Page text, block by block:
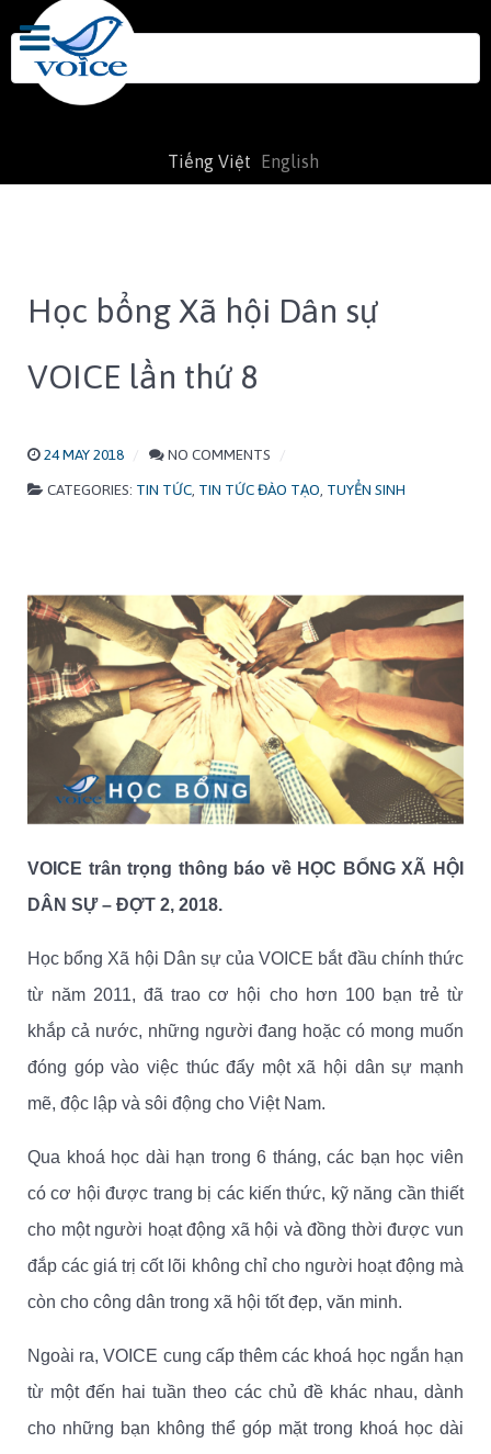
Search
for:
Tiếng Việt English
Học bổng Xã hội Dân sự
VOICE lần thứ 8
24 MAY 2018
NO COMMENTS
CATEGORIES: TIN TỨC TIN TỨC ĐÀO TẠO TUYỂN SINH
VOICE trân trọng thông báo về HỌC BỔNG XÃ HỘI
DÂN SỰ – ĐỢT 2, 2018.
Học bổng Xã hội Dân sự của VOICE bắt đầu chính thức
từ năm 2011, đã trao cơ hội cho hơn 100 bạn trẻ từ
khắp cả nước, những người đang hoặc có mong muốn
đóng góp vào việc thúc đẩy một xã hội dân sự mạnh
mẽ, độc lập và sôi động cho Việt Nam.
Qua khoá học dài hạn trong 6 tháng, các bạn học viên
có cơ hội được trang bị các kiến thức, kỹ năng cần thiết
cho một người hoạt động xã hội và đồng thời được vun
đắp các giá trị cốt lõi không chỉ cho người hoạt động mà
còn cho công dân trong xã hội tốt đẹp, văn minh.
Ngoài ra, VOICE cung cấp thêm các khoá học ngắn hạn
từ một đến hai tuần theo các chủ đề khác nhau, dành
cho những bạn không thể góp mặt trong khoá học dài